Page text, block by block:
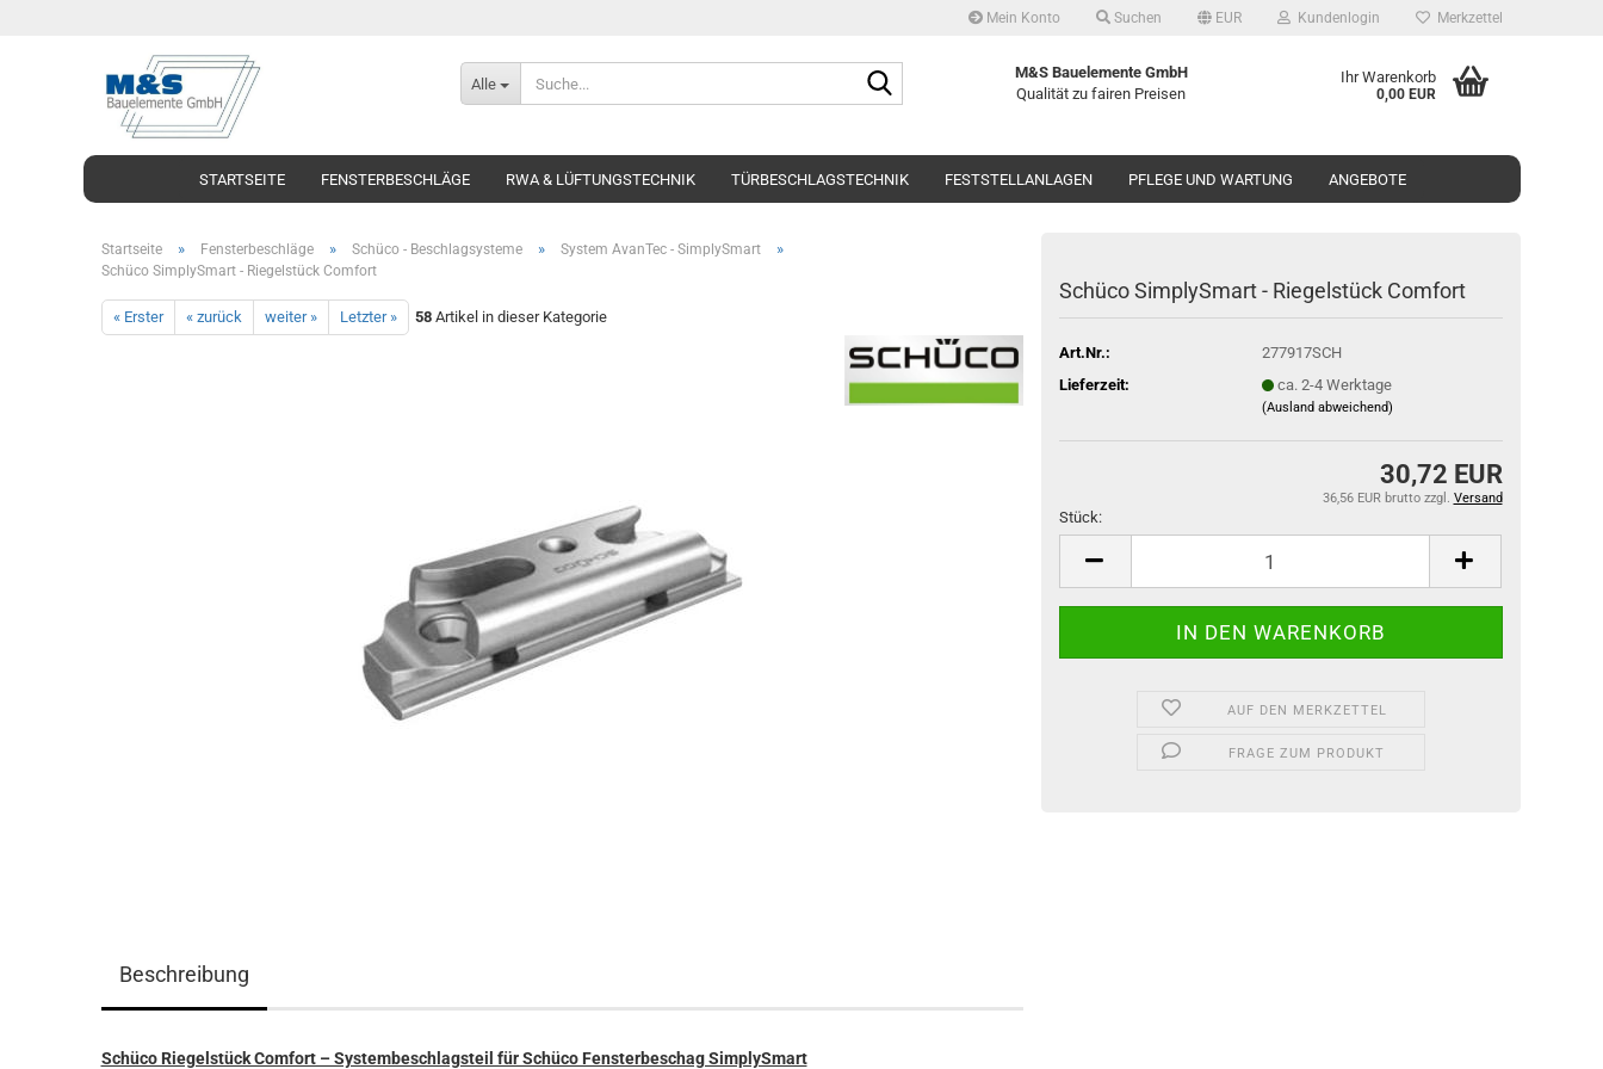
Mein Konto Suchen EUR Kundenlogin Merkzettel
Alle
M&S Bauelemente GmbH
Qualität zu fairen Preisen
Ihr Warenkorb
0,00 EUR
STARTSEITE FENSTERBESCHLÄGE RWA & LÜFTUNGSTECHNIK TÜRBESCHLAGSTECHNIK FESTSTELLANLAGEN PFLEGE UND WARTUNG ANGEBOTE
Startseite » Fensterbeschläge » Schüco - Beschlagsysteme » System AvanTec - SimplySmart »
Schüco SimplySmart - Riegelstück Comfort
« Erster « zurück weiter » Letzter » 58Artikel in dieser Kategorie
Schü­co Sim­plyS­mart - Rie­gel­stück Com­fort
Art.Nr.:
277917SCH
Lieferzeit:
ca. 2-4 Werktage
(Ausland abweichend)
30,72 EUR
36,56 EUR bruttozzgl. Versand
Stück:
Stück
AUF DEN MERKZETTEL
FRAGE ZUM PRODUKT
Beschreibung
Schüco Riegelstück Comfort – Systembeschlagsteil für Schüco Fensterbeschag SimplySmart